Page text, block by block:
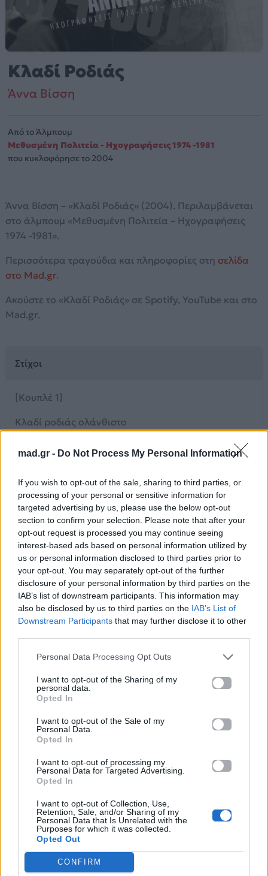
mad.gr - Do Not Process My Personal Information
If you wish to opt-out of the sale, sharing to third parties, or
processing of your personal or sensitive information for
targeted advertising by us, please use the below opt-out
section to confirm your selection. Please note that after your
opt-out request is processed you may continue seeing
interest-based ads based on personal information utilized by
us or personal information disclosed to third parties prior to
your opt-out. You may separately opt-out of the further
disclosure of your personal information by third parties on the
IAB’s list of downstream participants. This information may
also be disclosed by us to third parties on the IAB’s List of
Downstream Participants that may further disclose it to other
Personal Data Processing Opt Outs
I want to opt-out of the Sharing of my
personal data.
Opted In
I want to opt-out of the Sale of my
Personal Data.
Opted In
I want to opt-out of processing my
Personal Data for Targeted Advertising.
Opted In
I want to opt-out of Collection, Use,
Retention, Sale, and/or Sharing of my
Personal Data that Is Unrelated with the
Purposes for which it was collected.
Opted Out
CONFIRM
Κλαδί Ροδιάς
Άννα Βίσση
Από το Άλμπουμ
Μεθυσμένη Πολιτεία - Ηχογραφήσεις 1974 -1981
που κυκλοφόρησε το 2004
Άννα Βίσση – «Κλαδί Ροδιάς» (2004). Περιλαμβάνεται
στο άλμπουμ «Μεθυσμένη Πολιτεία – Ηχογραφήσεις
1974 -1981».
Περισσότερα τραγούδια και πληροφορίες στη σελίδα
στο Mad.gr.
Ακούστε το «Κλαδί Ροδιάς» σε Spotify, YouTube και στο
Mad.gr.
Στίχοι
[Κουπλέ 1]
Κλαδί ροδιάς ολάνθιστο
Τι να `ν’ πέρα απ’ το θάνατο
Αγάπης δώσε μου νερό
[Ρεφρέν]
Έλα πιο κοντά
Τώρα που κοιμήθηκε το γιασεμί
Λύσε τα μαλλιά
Γι’ αυτούς που πολεμάνε μοναχοί
Τη μοναξιά μου τρόμαξα
Κι όταν τα χείλη σου άνοιξες
Φυτρώσαν χίλιες ανοιξιές
[Ρεφρέν]
Τώρα που κοιμήθηκε το γιασεμί
Λύσε τα μαλλιά
Γι’ αυτούς που πολεμάνε μοναχοί